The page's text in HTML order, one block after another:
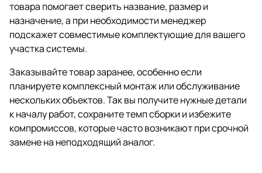
товара помогает сверить название, размер и
назначение, а при необходимости менеджер
подскажет совместимые комплектующие для вашего
участка системы.
Заказывайте товар заранее, особенно если
планируете комплексный монтаж или обслуживание
нескольких объектов. Так вы получите нужные детали
к началу работ, сохраните темп сборки и избежите
компромиссов, которые часто возникают при срочной
замене на неподходящий аналог.